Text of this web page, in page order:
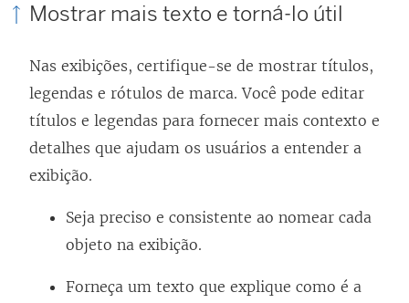
Mostrar mais texto e torná-lo útil
Nas exibições, certifique-se de mostrar títulos,
legendas e rótulos de marca. Você pode editar
títulos e legendas para fornecer mais contexto e
detalhes que ajudam os usuários a entender a
exibição.
Seja preciso e consistente ao nomear cada
objeto na exibição.
Forneça um texto que explique como é a